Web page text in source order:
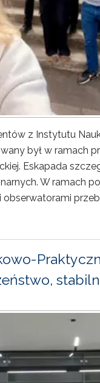
z Instytutu
był w ramach
Eskapada
W ramach